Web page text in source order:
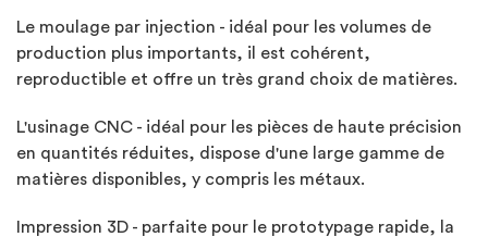
Le moulage par injection - idéal pour les volumes de
production plus importants, il est cohérent,
reproductible et offre un très grand choix de matières.
L'usinage CNC - idéal pour les pièces de haute précision
en quantités réduites, dispose d'une large gamme de
matières disponibles, y compris les métaux.
Impression 3D - parfaite pour le prototypage rapide, la